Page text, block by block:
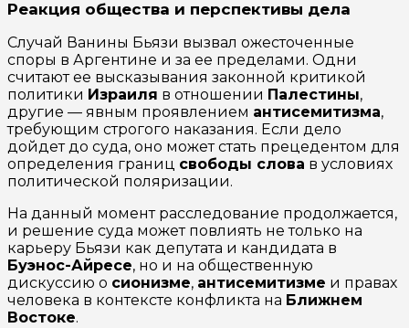
Реакция общества и перспективы дела
Случай Ванины Бьязи вызвал ожесточенные
споры в Аргентине и за ее пределами. Одни
считают ее высказывания законной критикой
политики Израиля в отношении Палестины,
другие — явным проявлением антисемитизма,
требующим строгого наказания. Если дело
дойдет до суда, оно может стать прецедентом для
определения границ свободы слова в условиях
политической поляризации.
На данный момент расследование продолжается,
и решение суда может повлиять не только на
карьеру Бьязи как депутата и кандидата в
Буэнос-Айресе, но и на общественную
дискуссию о сионизме, антисемитизме и правах
человека в контексте конфликта на Ближнем
Востоке.